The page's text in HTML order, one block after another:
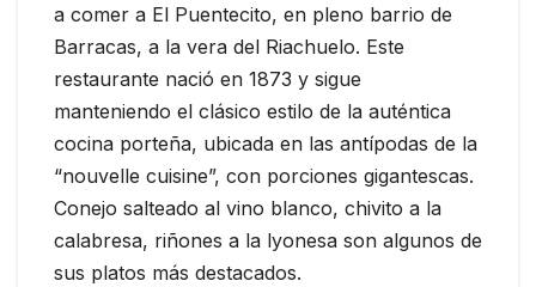
a comer a El Puentecito, en pleno barrio de
Barracas, a la vera del Riachuelo. Este
restaurante nació en 1873 y sigue
manteniendo el clásico estilo de la auténtica
cocina porteña, ubicada en las antípodas de la
“nouvelle cuisine”, con porciones gigantescas.
Conejo salteado al vino blanco, chivito a la
calabresa, riñones a la lyonesa son algunos de
sus platos más destacados.